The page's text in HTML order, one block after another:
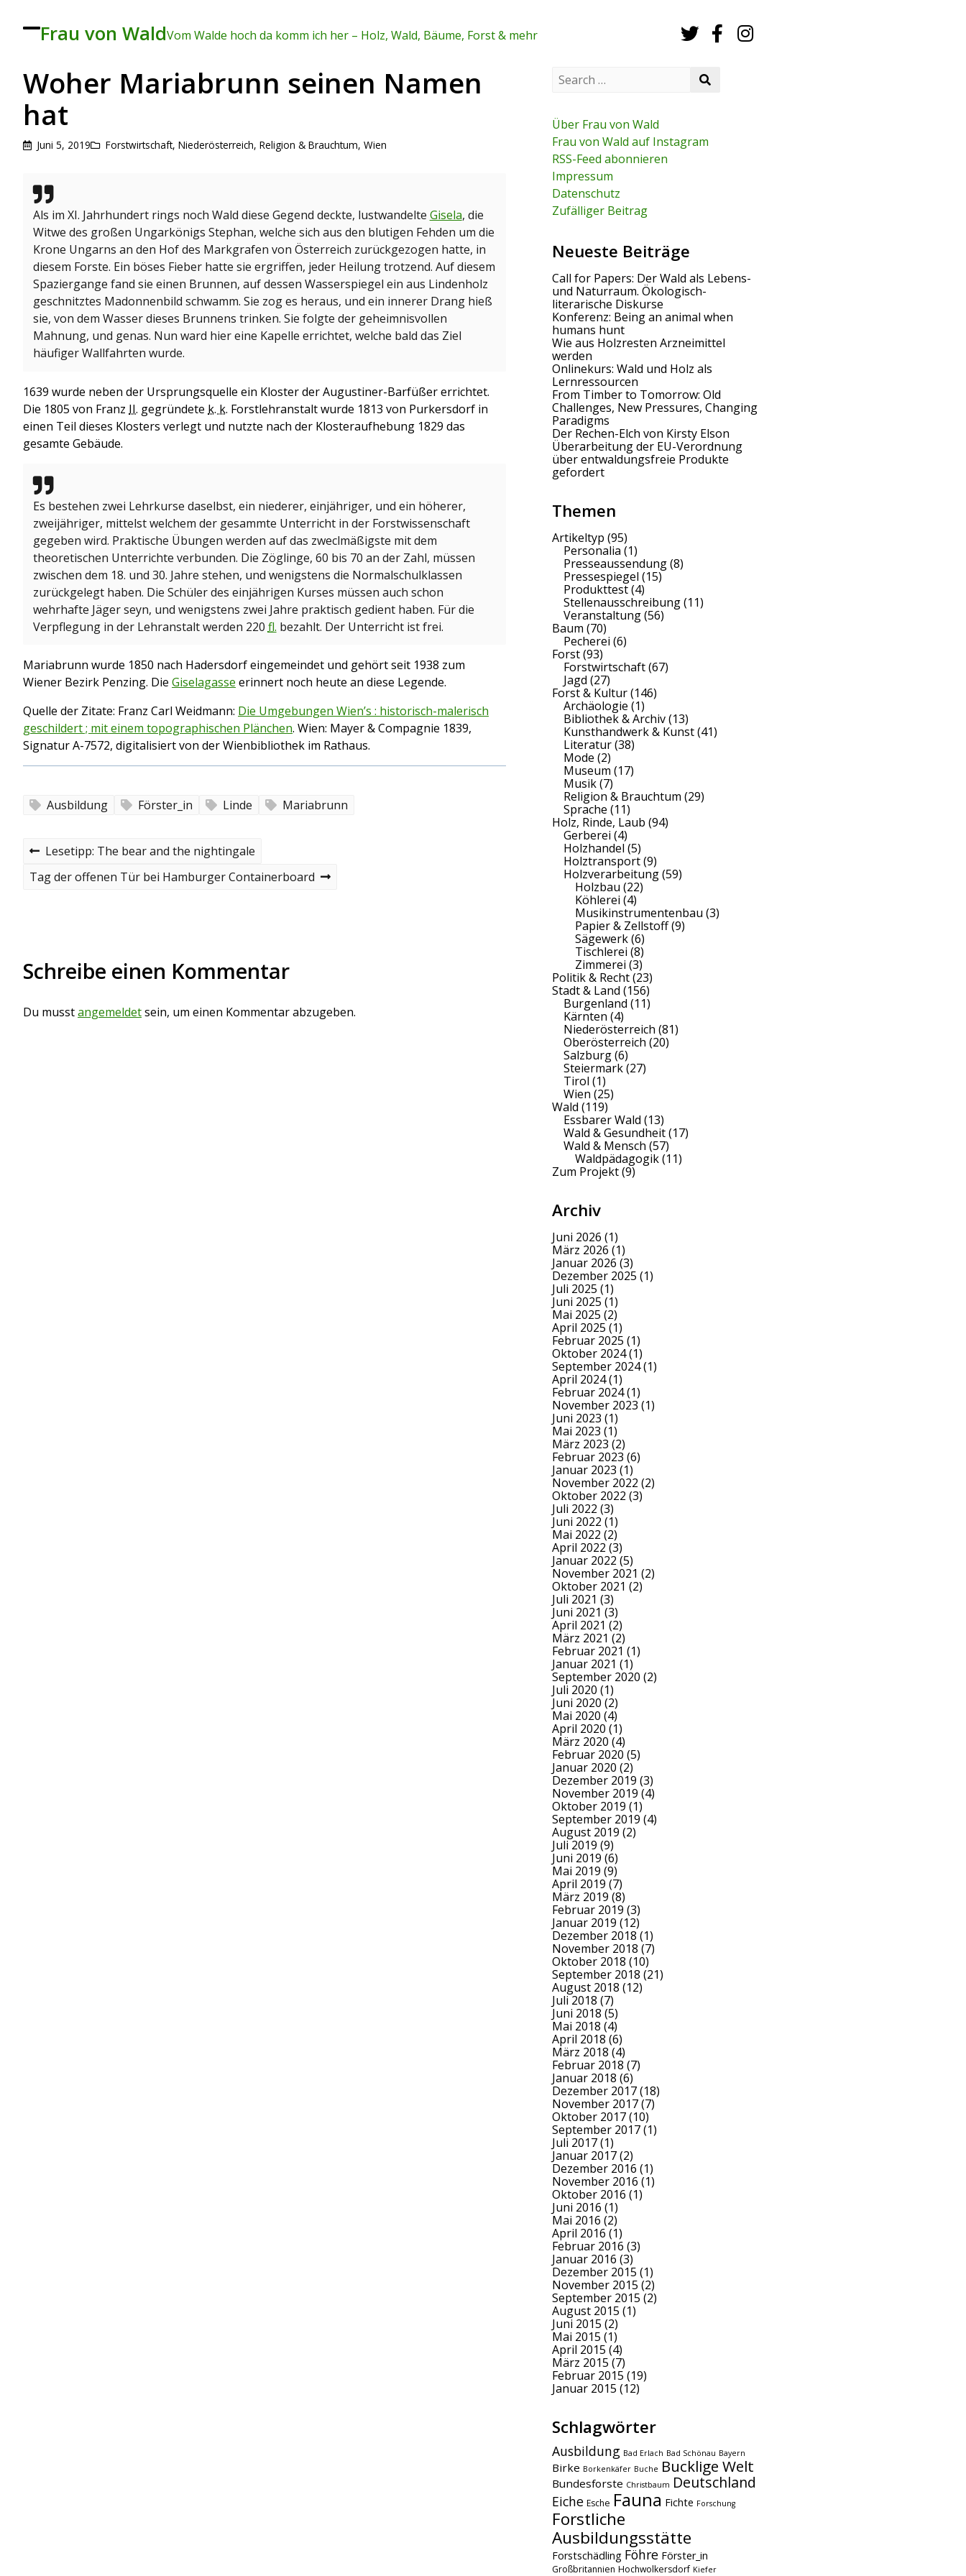
To
me
nu
Frau von WaldVom Walde hoch da komm ich her – Holz, Wald, Bäume, Forst & mehr
Woher Mariabrunn seinen Namen
hat
Juni 5, 2019 Forstwirtschaft, Niederösterreich, Religion & Brauchtum, Wien
Als im XI. Jahrhundert rings noch Wald diese Gegend deckte, lustwandelte Gisela, die
Witwe des großen Ungarkönigs Stephan, welche sich aus den blutigen Fehden um die
Krone Ungarns an den Hof des Markgrafen von Österreich zurückgezogen hatte, in
diesem Forste. Ein böses Fieber hatte sie ergriffen, jeder Heilung trotzend. Auf diesem
Spaziergange fand sie einen Brunnen, auf dessen Wasserspiegel ein aus Lindenholz
geschnitztes Madonnenbild schwamm. Sie zog es heraus, und ein innerer Drang hieß
sie, von dem Wasser dieses Brunnens trinken. Sie folgte der geheimnisvollen
Mahnung, und genas. Nun ward hier eine Kapelle errichtet, welche bald das Ziel
häufiger Wallfahrten wurde.
1639 wurde neben der Ursprungsquelle ein Kloster der Augustiner-Barfüßer errichtet.
Die 1805 von Franz II. gegründete k. k. Forstlehranstalt wurde 1813 von Purkersdorf in
einen Teil dieses Klosters verlegt und nutzte nach der Klosteraufhebung 1829 das
gesamte Gebäude.
Es bestehen zwei Lehrkurse daselbst, ein niederer, einjähriger, und ein höherer,
zweijähriger, mittelst welchem der gesammte Unterricht in der Forstwissenschaft
gegeben wird. Praktische Übungen werden auf das zweclmäßigste mit dem
theoretischen Unterrichte verbunden. Die Zöglinge, 60 bis 70 an der Zahl, müssen
zwischen dem 18. und 30. Jahre stehen, und wenigstens die Normalschulklassen
zurückgelegt haben. Die Schüler des einjährigen Kurses müssen auch schon
wehrhafte Jäger seyn, und wenigstens zwei Jahre praktisch gedient haben. Für die
Verpflegung in der Lehranstalt werden 220 fl. bezahlt. Der Unterricht ist frei.
Mariabrunn wurde 1850 nach Hadersdorf eingemeindet und gehört seit 1938 zum
Wiener Bezirk Penzing. Die Giselagasse erinnert noch heute an diese Legende.
Quelle der Zitate: Franz Carl Weidmann: Die Umgebungen Wien’s : historisch-malerisch
geschildert ; mit einem topographischen Plänchen. Wien: Mayer & Compagnie 1839,
Signatur A-7572, digitalisiert von der Wienbibliothek im Rathaus.
Ausbildung Förster_in Linde Mariabrunn
B
e
a
g
P
e
o
s
Lesetipp: The bear and the nightingale
N
t
Tag der offenen Tür bei Hamburger Containerboard
Schreibe einen Kommentar
Du musstangemeldetsein, um einen Kommentar abzugeben.
c
h
f
o
r
:
Über Frau von Wald
Frau von Wald auf Instagram
RSS-Feed abonnieren
Impressum
Datenschutz
Zufälliger Beitrag
Neueste Beiträge
Call for Papers: Der Wald als Lebens-
und Naturraum. Ökologisch-
literarische Diskurse
Konferenz: Being an animal when
humans hunt
Wie aus Holzresten Arzneimittel
werden
Onlinekurs: Wald und Holz als
Lernressourcen
From Timber to Tomorrow: Old
Challenges, New Pressures, Changing
Paradigms
Der Rechen-Elch von Kirsty Elson
Überarbeitung der EU-Verordnung
über entwaldungsfreie Produkte
gefordert
Themen
Artikeltyp (95)
Personalia (1)
Presseaussendung(8)
Pressespiegel (15)
Produkttest(4)
Stellenausschreibung(11)
Veranstaltung(56)
Baum (70)
Pecherei (6)
Forst(93)
Forstwirtschaft(67)
Jagd (27)
Forst & Kultur(146)
Archäologie (1)
Bibliothek & Archiv(13)
Kunsthandwerk & Kunst(41)
Literatur(38)
Mode (2)
Museum (17)
Musik(7)
Religion & Brauchtum (29)
Sprache (11)
Holz, Rinde, Laub (94)
Gerberei (4)
Holzhandel (5)
Holztransport(9)
Holzverarbeitung(59)
Holzbau (22)
Köhlerei (4)
Musikinstrumentenbau (3)
Papier & Zellstoff(9)
Sägewerk(6)
Tischlerei (8)
Zimmerei (3)
Politik & Recht(23)
Stadt & Land (156)
Burgenland (11)
Kärnten (4)
Niederösterreich (81)
Oberösterreich (20)
Salzburg(6)
Steiermark(27)
Tirol (1)
Wien (25)
Wald (119)
Essbarer Wald (13)
Wald & Gesundheit(17)
Wald & Mensch (57)
Waldpädagogik(11)
Zum Projekt(9)
Archiv
Juni 2026 (1)
März 2026 (1)
Januar 2026 (3)
Dezember 2025 (1)
Juli 2025 (1)
Juni 2025 (1)
Mai 2025 (2)
April 2025 (1)
Februar 2025 (1)
Oktober 2024(1)
September 2024(1)
April 2024(1)
Februar 2024(1)
November 2023 (1)
Juni 2023 (1)
Mai 2023 (1)
März 2023 (2)
Februar 2023 (6)
Januar 2023 (1)
November 2022 (2)
Oktober 2022 (3)
Juli 2022 (3)
Juni 2022 (1)
Mai 2022 (2)
April 2022 (3)
Januar 2022 (5)
November 2021 (2)
Oktober 2021 (2)
Juli 2021 (3)
Juni 2021 (3)
April 2021 (2)
März 2021 (2)
Februar 2021 (1)
Januar 2021 (1)
September 2020 (2)
Juli 2020 (1)
Juni 2020 (2)
Mai 2020 (4)
April 2020 (1)
März 2020 (4)
Februar 2020 (5)
Januar 2020 (2)
Dezember 2019 (3)
November 2019 (4)
Oktober 2019 (1)
September 2019 (4)
August 2019 (2)
Juli 2019 (9)
Juni 2019 (6)
Mai 2019 (9)
April 2019 (7)
März 2019 (8)
Februar 2019 (3)
Januar 2019 (12)
Dezember 2018 (1)
November 2018 (7)
Oktober 2018 (10)
September 2018 (21)
August 2018 (12)
Juli 2018 (7)
Juni 2018 (5)
Mai 2018 (4)
April 2018 (6)
März 2018 (4)
Februar 2018 (7)
Januar 2018 (6)
Dezember 2017(18)
November 2017(7)
Oktober 2017(10)
September 2017(1)
Juli 2017(1)
Januar 2017(2)
Dezember 2016 (1)
November 2016 (1)
Oktober 2016 (1)
Juni 2016 (1)
Mai 2016 (2)
April 2016 (1)
Februar 2016 (3)
Januar 2016 (3)
Dezember 2015 (1)
November 2015 (2)
September 2015 (2)
August 2015 (1)
Juni 2015 (2)
Mai 2015 (1)
April 2015 (4)
März 2015 (7)
Februar 2015 (19)
Januar 2015 (12)
Schlagwörter
Ausbildung Bad Erlach Bad Schönau Bayern
Birke Borkenkäfer Buche Bucklige Welt
Bundesforste Christbaum Deutschland
Eiche Esche Fauna Fichte Forschung
Forstliche
Ausbildungsstätte
Forstschädling Föhre Förster_in
Großbritannien Hochwolkersdorf Kiefer